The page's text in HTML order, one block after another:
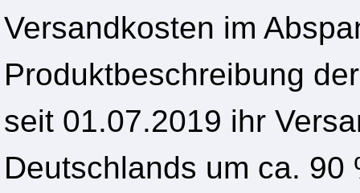
Versandkosten im
Produktbeschreibung
seit 01.07.2019 ihr
Deutschlands um ca.